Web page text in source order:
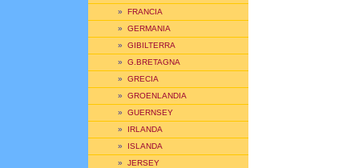
» FRANCIA
» GERMANIA
» GIBILTERRA
» G.BRETAGNA
» GRECIA
» GROENLANDIA
» GUERNSEY
» IRLANDA
» ISLANDA
» JERSEY